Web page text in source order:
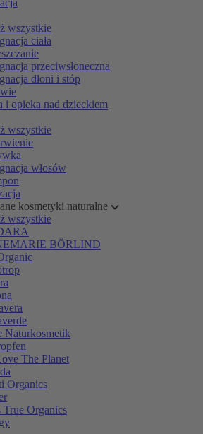
wszystkie
ciała
przeciwsłoneczna
dłoni i stóp
i opieka nad dzieckiem
wszystkie
włosów
kosmetyki naturalne
wszystkie
BÖRLIND
Naturkosmetik
The Planet
Organics
True Organics